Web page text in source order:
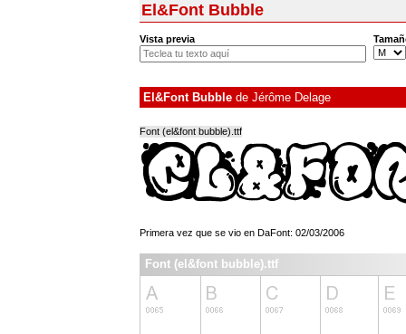
El&Font Bubble
Vista previa
El&Font Bubble de Jérôme Delage
Font (el&font bubble).ttf
Primera vez que se vio en DaFont: 02/03/2006
Font (el&font bubble).ttf